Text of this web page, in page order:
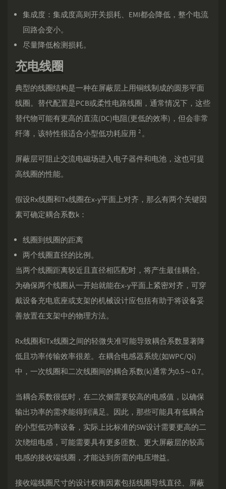
集成度：集成度高则开关损耗、EMI都会降低，整个电流
回路会变小。
尽量降低检测损耗。
充电线圈
典型的线圈结构是一种在屏蔽层上用铜线制成的圆形平面
线圈。替代配置是PCB或柔性电路线圈，通常情况下，这些
替代物可能有更高的直流(DC)电阻(更低的效率)，但会非常
纤薄，该特性很适合小型低功耗应用 2 。
屏蔽层可阻止交流电磁场进入电子器件和电池，这也可提
高线圈的性能。
假设Rx线圈和Tx线圈在x-y平面上对齐，那么有两个关键因
素可确定耦合系数k：
线圈到线圈的距离
两个线圈直径的比例。
当两个线圈距离较近且直径相匹配时，将产生最佳耦合。
为确保两个线圈从一开始就能在x-y平面上紧密对齐，可穿
戴设备充电底座或支架的机械设计应包括有助于将设备妥
善放置在支架中的物理方法。
Rx线圈和Tx线圈之间的轻微失准可能导致耦合系数显著降
低且功率传输效率很差。在耦合电感器系统(如WPC/Qi)
中，一次线圈和二次线圈间的耦合系数(k)通常为0.5～0.7。
当耦合系数很低时，在二次侧需要较高的电感值，以确保
输出功率的需求能得到满足。因此，那些可能具有低耦合
的小型低功率设备，实际上比标准的5W设计需要更高的二
次绕组电感，可能需要具有更多匝数、更大屏蔽层的较高
电感的接收端线圈，才能达到所需的电压增益。
接收端线圈尺寸的设计权衡因素包括线圈导线直径、屏蔽